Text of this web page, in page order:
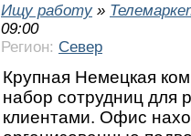
Ищу работу »
09:00
Регион: Север
Крупная Немецкая
набор сотрудниц для
клиентами. Офис